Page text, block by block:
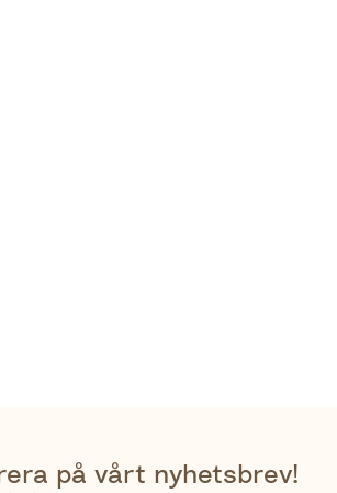
på vårt nyhetsbrev!